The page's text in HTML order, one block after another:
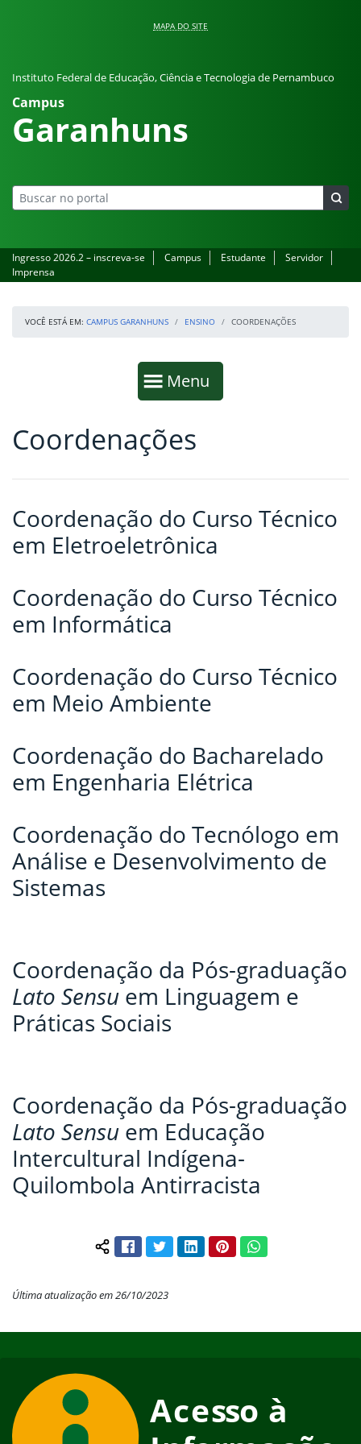
MAPA DO SITE
Instituto Federal de Educação, Ciência e Tecnologia de Pernambuco
Campus
Garanhuns
Ingresso 2026.2 – inscreva-se Campus Estudante
Servidor
Imprensa
VOCÊ ESTÁ EM: CAMPUS GARANHUNS ENSINO COORDENAÇÕES
Mostrar
Menu
Fim da navegação
Início do conteúdo
Coordenações
Coordenação do Curso Técnico
em Eletroeletrônica
Coordenação do Curso Técnico
em Informática
Coordenação do Curso Técnico
em Meio Ambiente
Coordenação do Bacharelado
em Engenharia Elétrica
Coordenação do Tecnólogo em
Análise e Desenvolvimento de
Sistemas
Coordenação da Pós-graduação
Lato Sensu em Linguagem e
Práticas Sociais
Coordenação da Pós-graduação
Lato Sensu em Educação
Intercultural Indígena-
Quilombola Antirracista
Compartilhar conteúdo:
FacebookTwitterLinkedInPinterestWhatsApp
Última atualização em 26/10/2023